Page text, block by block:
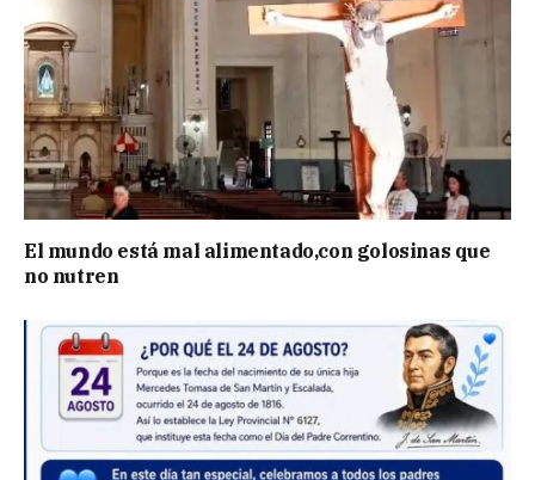
El mundo está mal alimentado,con golosinas que
no nutren